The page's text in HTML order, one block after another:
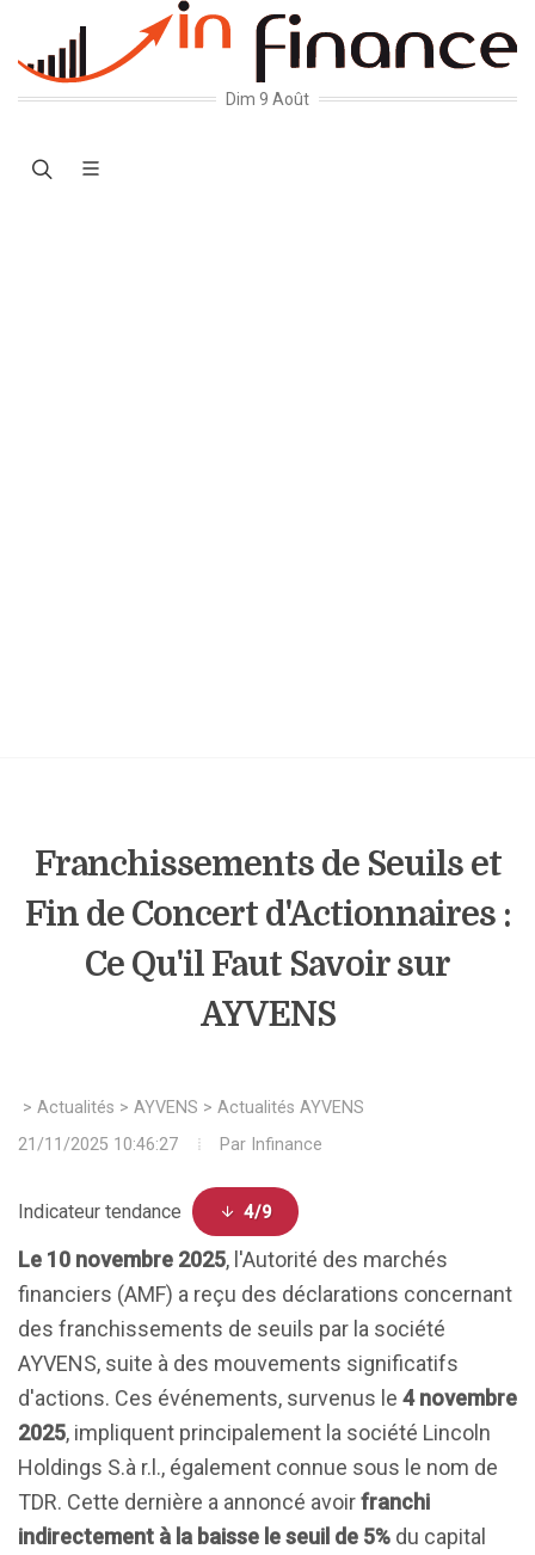
Dim 9 Août
Franchissements de Seuils et
Fin de Concert d'Actionnaires :
Ce Qu'il Faut Savoir sur
AYVENS
> Actualités > AYVENS > Actualités AYVENS
21/11/2025 10:46:27
Par Infinance
Indicateur tendance 4/9
Le 10 novembre 2025, l'Autorité des marchés
financiers (AMF) a reçu des déclarations concernant
des franchissements de seuils par la société
AYVENS, suite à des mouvements significatifs
d'actions. Ces événements, survenus le 4 novembre
2025, impliquent principalement la société Lincoln
Holdings S.à r.l., également connue sous le nom de
TDR. Cette dernière a annoncé avoirfranchi
indirectement à la baisse le seuil de 5% du capital